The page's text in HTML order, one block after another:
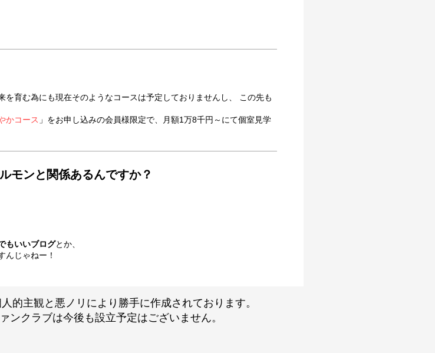
育む為にも現在そのようなコースは予定しておりませんし、 この先も
かコース 」をお申し込みの会員様限定で、月額1万8千円～にて個室見学
モンと関係あるんですか？
もいいブログとか、
んじゃねー！
的主観と悪ノリにより勝手に作成されております。
ンクラブは今後も設立予定はございません。